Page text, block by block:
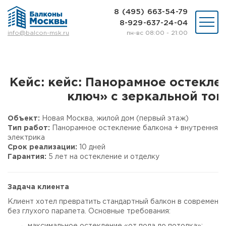
info@balcon-msk.ru
8 (495) 663-54-79
8-929-637-24-04
пн-вс 08:00 - 21:00
Отделка
Виды остекления
Цены
Примеры работ
О нас
Статьи и байки
Кейс: кейс: Панорамное
ключ» с зеркальной
Объект: Новая Москва, жилой дом (первый этаж)
Тип работ: Панорамное остекление балкона + внутренняя
электрика
Срок реализации: 10 дней
Гарантия: 5 лет на остекление и отделку
Задача клиента
Клиент хотел превратить стандартный балкон в
без глухого парапета. Основные требования: